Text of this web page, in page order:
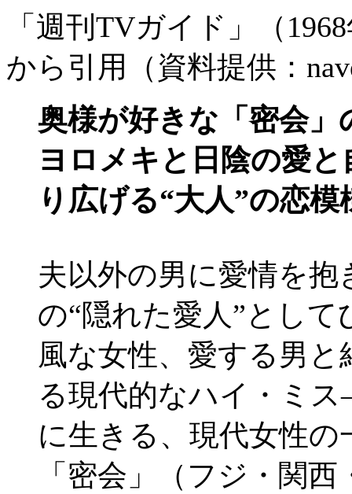
「週刊TVガイド」（
から引用（資料提供：
奥様が好きな「密会」
ヨロメキと日陰の愛
り広げる“大人”の恋模
夫以外の男に愛情を
の“隠れた愛人”とし
風な女性、愛する男と
る現代的なハイ・ミ
に生きる、現代女性
「密会」（フジ・関